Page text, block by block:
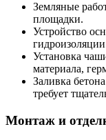
Земляные
площадки.
Устройство
Установка
материала,
Заливка
требует
Монтаж и